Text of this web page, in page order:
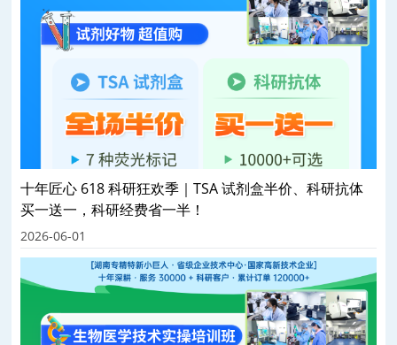
十年匠心 618 科研狂欢季｜TSA 试剂盒半价、科研抗体
买一送一，科研经费省一半！
2026-06-01